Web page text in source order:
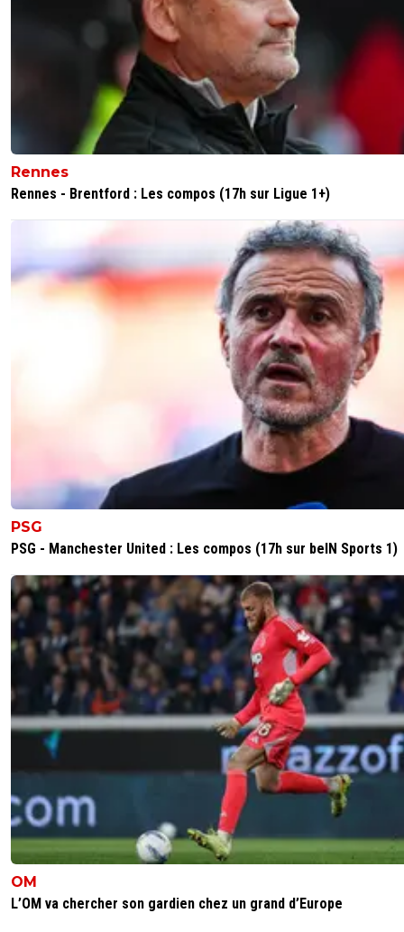
05 juin 2026 à 8:09 629
Promesse électorale. Si c'est pour un joueur du PSG, il
aucune chance.
Répondre
Rennes
Rennes - Brentford : Les compos (17h sur Ligue 1+)
PSG
PSG - Manchester United : Les compos (17h sur beIN Sports 1)
OM
L’OM va chercher son gardien chez un grand d’Europe